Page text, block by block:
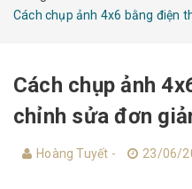
GIỚI THIỆU SẢN
LIÊN HỆ
Cách chụp ảnh 4x6 bằng điện
Cách chụp ảnh
chỉnh sửa đơn
Hoàng Tuyết - 23/06/